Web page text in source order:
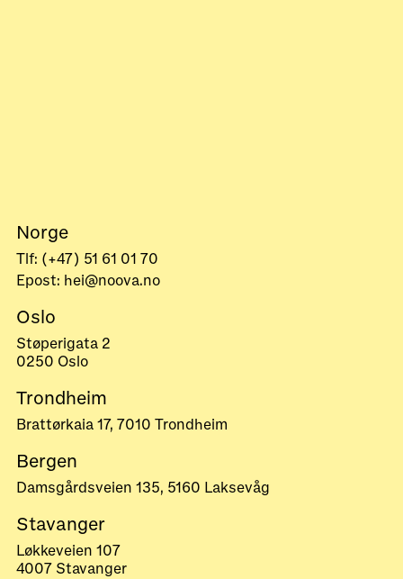
Norge
Tlf: (+47) 51 61 01 70
Epost: hei@noova.no
Oslo
Støperigata 2
0250 Oslo
Trondheim
Brattørkaia 17, 7010 Trondheim
Bergen
Damsgårdsveien 135, 5160 Laksevåg
Stavanger
Løkkeveien 107
4007 Stavanger